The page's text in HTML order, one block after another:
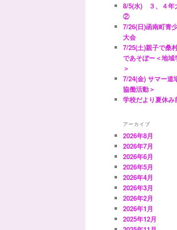
8/5(水) ３、４年
②
7/26(日)函南町青
大会
7/25(土)親子で桑
であそぼー＜地域
＞
7/24(金) サマー道
協働活動＞
学校だより夏休み
アーカイブ
2026年8月
2026年7月
2026年6月
2026年5月
2026年4月
2026年3月
2026年2月
2026年1月
2025年12月